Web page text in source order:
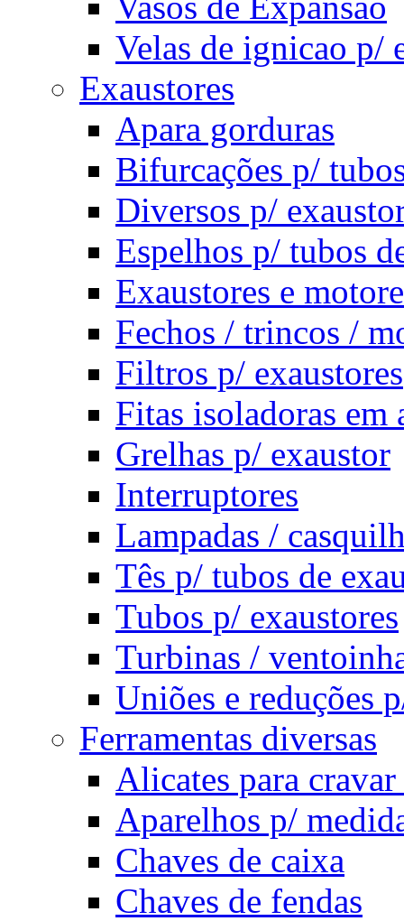
Velas de ignicao p/
Exaustores
Apara gorduras
Bifurcações p/
Diversos p/
Espelhos p/ tubos
Exaustores e
Fechos / trincos /
Filtros p/ exaustores
Fitas isoladoras em
Grelhas p/ exaustor
Interruptores
Lampadas /
Tês p/ tubos de
Tubos p/ exaustores
Turbinas /
Uniões e reduções
Ferramentas diversas
Alicates para
Aparelhos p/
Chaves de caixa
Chaves de fendas